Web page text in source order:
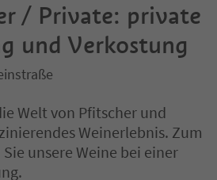
/ Private: private
und Verkostung
Welt von Pfitscher und
Weinerlebnis. Zum
unsere Weine bei einer